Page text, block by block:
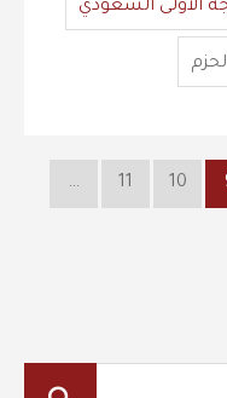
الأولى السعودي
10
11
…